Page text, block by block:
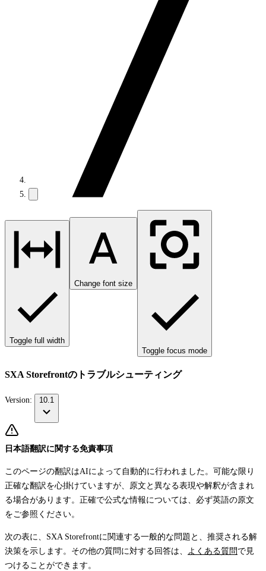
Toggle full width
Change font size
Toggle focus mode
SXA Storefrontのトラブルシューティング
Version: 10.1
日本語翻訳に関する免責事項
このページの翻訳はAIによって自動的に行われました。可能な限り
正確な翻訳を心掛けていますが、原文と異なる表現や解釈が含まれ
る場合があります。正確で公式な情報については、必ず英語の原文
をご参照ください。
次の表に、SXA Storefrontに関連する一般的な問題と、推奨される解
決策を示します。その他の質問に対する回答は、
よくある質問 で見
つけることができます。